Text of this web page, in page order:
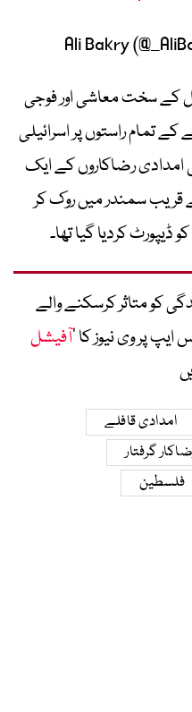
سے اسرائیل کے سخت معاشی اور فوجی
تمام راستوں پر اسرائیلی
امدادی رضاکاروں کے ایک
قریب سمندر میں روک کر
کو ڈیپورٹ کردیا گیا تھا۔
کو متاثر کرسکنے والے
پر وی نیوز کا ’آفیشل
امدادی قافلے
گرفتار
فلسطین